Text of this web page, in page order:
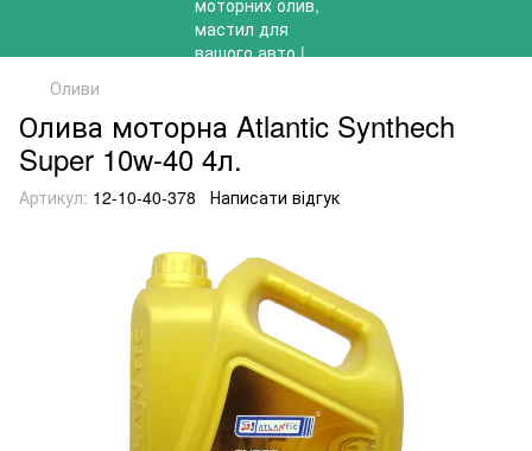
Оливи
Олива моторна Atlantic Synthech
Super 10w-40 4л.
Артикул: 12-10-40-378 Написати відгук